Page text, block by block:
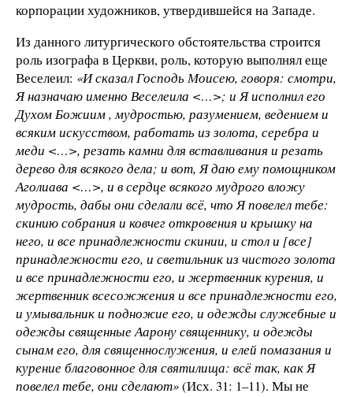
корпорации художников, утвердившейся на Западе.
Из данного литургического обстоятельства строится
роль изографа в Церкви, роль, которую выполнял еще
Веселеил: «И сказал Господь Моисею, говоря: смотри,
Я назначаю именно Веселеила <…>; и Я исполнил его
Духом Божиим , мудростью, разумением, ведением и
всяким искусством, работать из золота, серебра и
меди <…>, резать камни для вставливания и резать
дерево для всякого дела; и вот, Я даю ему помощником
Аголиава <…>, и в сердце всякого мудрого вложу
мудрость, дабы они сделали всё, что Я повелел тебе:
скинию собрания и ковчег откровения и крышку на
него, и все принадлежности скинии, и стол и [все]
принадлежности его, и светильник из чистого золота
и все принадлежности его, и жертвенник курения, и
жертвенник всесожжения и все принадлежности его,
и умывальник и подножие его, и одежды служебные и
одежды священные Аарону священнику, и одежды
сынам его, для священнослужения, и елей помазания и
курение благовонное для святилища: всё так, как Я
повелел тебе, они сделают»(Исх. 31: 1–11). Мы не